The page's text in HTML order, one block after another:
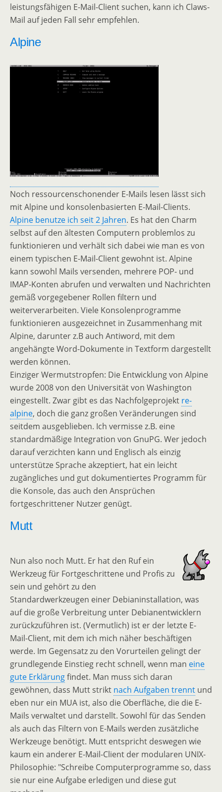
leistungsfähigen E-Mail-Client suchen, kann ich Claws-
Mail auf jeden Fall sehr empfehlen.
Alpine
Noch ressourcenschonender E-Mails lesen lässt sich
mit Alpine und konsolenbasierten E-Mail-Clients.
Alpine benutze ich seit 2 Jahren. Es hat den Charm
selbst auf den ältesten Computern problemlos zu
funktionieren und verhält sich dabei wie man es von
einem typischen E-Mail-Client gewohnt ist. Alpine
kann sowohl Mails versenden, mehrere POP- und
IMAP-Konten abrufen und verwalten und Nachrichten
gemäß vorgegebener Rollen filtern und
weiterverarbeiten. Viele Konsolenprogramme
funktionieren ausgezeichnet in Zusammenhang mit
Alpine, darunter z.B auch Antiword, mit dem
angehängte Word-Dokumente in Textform dargestellt
werden können.
Einziger Wermutstropfen: Die Entwicklung von Alpine
wurde 2008 von den Universität von Washington
eingestellt. Zwar gibt es das Nachfolgeprojekt re-
alpine, doch die ganz großen Veränderungen sind
seitdem ausgeblieben. Ich vermisse z.B. eine
standardmäßige Integration von GnuPG. Wer jedoch
darauf verzichten kann und Englisch als einzig
unterstütze Sprache akzeptiert, hat ein leicht
zugängliches und gut dokumentiertes Programm für
die Konsole, das auch den Ansprüchen
fortgeschrittener Nutzer genügt.
Mutt
Nun also noch Mutt. Er hat den Ruf ein
Werkzeug für Fortgeschrittene und Profis zu
sein und gehört zu den
Standardwerkzeugen einer Debianinstallation, was
auf die große Verbreitung unter Debianentwicklern
zurückzuführen ist. (Vermutlich) ist er der letzte E-
Mail-Client, mit dem ich mich näher beschäftigen
werde. Im Gegensatz zu den Vorurteilen gelingt der
grundlegende Einstieg recht schnell, wenn man eine
gute Erklärungfindet. Man muss sich daran
gewöhnen, dass Mutt strikt nach Aufgaben trennt und
eben nur ein MUA ist, also die Oberfläche, die die E-
Mails verwaltet und darstellt. Sowohl für das Senden
als auch das Filtern von E-Mails werden zusätzliche
Werkzeuge benötigt. Mutt entspricht deswegen wie
kaum ein anderer E-Mail-Client der modularen UNIX-
Philosophie: "Schreibe Computerprogramme so, dass
sie nur eine Aufgabe erledigen und diese gut